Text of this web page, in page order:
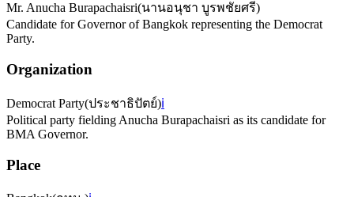
Mr. Anucha Burapachaisri(นานอนุชา บูรพชัยศรี)
Candidate for Governor of Bangkok representing the Democrat
Party.
Organization
Democrat Party(ประชาธิปัตย์)ℹ️
Political party fielding Anucha Burapachaisri as its candidate for
BMA Governor.
Place